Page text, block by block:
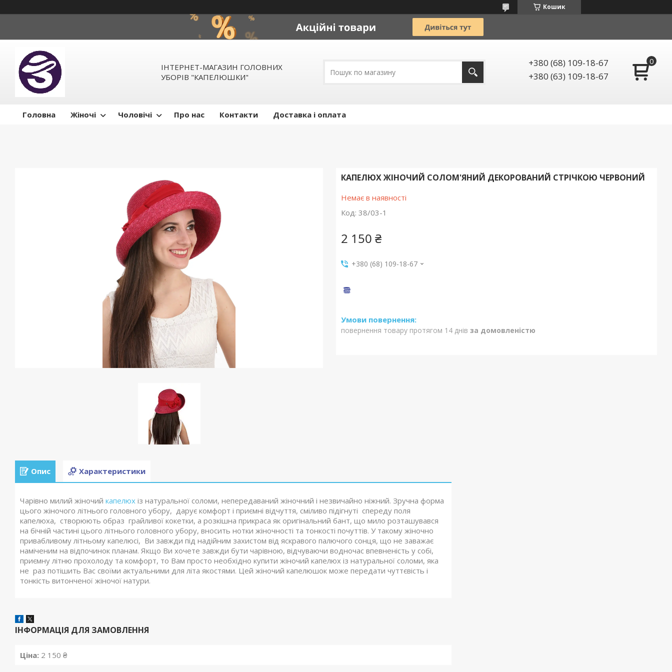
Кошик
ІНТЕРНЕТ-МАГАЗИН ГОЛОВНИХ
УБОРІВ "КАПЕЛЮШКИ"
+380 (68) 109-18-67
+380 (63) 109-18-67
Головна Жіночі Чоловічі Про нас Контакти Доставка і оплата
КАПЕЛЮХ ЖІНОЧИЙ СОЛОМ'ЯНИЙ ДЕКОРОВАНИЙ СТРІЧКОЮ ЧЕРВОНИЙ
Немає в наявності
Код: 38/03-1
2 150 ₴
+380 (68) 109-18-67
повернення товару протягом 14 днів за домовленістю
Опис Характеристики
Чарівно милий жіночий капелюх із натуральної соломи, непередаваний жіночний і незвичайно ніжний. Зручна форма
цього жіночого літнього головного убору, дарує комфорт і приємні відчуття, сміливо підігнуті спереду поля
капелюха, створюють образ грайливої кокетки, а розкішна прикраса як оригінальний бант, що мило розташувався
на бічній частині цього літнього головного убору, вносить нотки жіночності та тонкості почуттів. У такому жіночно
привабливому літньому капелюсі, Ви завжди під надійним захистом від яскравого палючого сонця, що не заважає
наміченим на відпочинок планам. Якщо Ви хочете завжди бути чарівною, відчуваючи водночас впевненість у собі,
приємну літню прохолоду та комфорт, то Вам просто необхідно купити жіночий капелюх із натуральної соломи, яка
не раз потішить Вас своїми актуальними для літа якостями. Цей жіночий капелюшок може передати чуттєвість і
тонкість витонченої жіночої натури.
ІНФОРМАЦІЯ ДЛЯ ЗАМОВЛЕННЯ
Ціна: 2 150 ₴